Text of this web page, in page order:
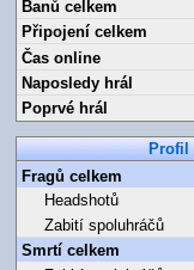
Banů celkem
Připojení celkem
Čas online
Naposledy hrál
Poprvé hrál
Profil
Fragů celkem
Headshotů
Zabití spoluhráčů
Smrtí celkem